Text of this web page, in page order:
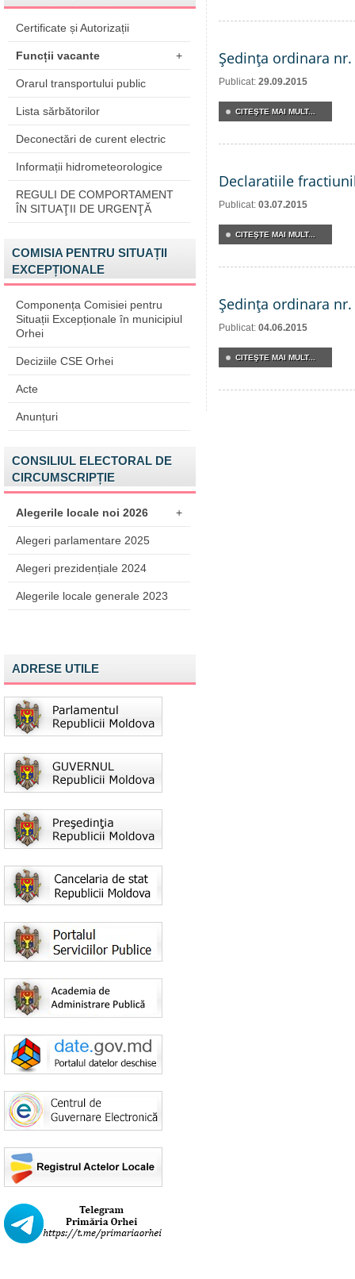
Certificate și Autorizații
Funcții vacante +
Orarul transportului public
Lista sărbătorilor
Deconectări de curent electric
Informații hidrometeorologice
REGULI DE COMPORTAMENT
ÎN SITUAŢII DE URGENŢĂ
COMISIA PENTRU SITUAȚII
EXCEPȚIONALE
Componența Comisiei pentru
Situații Excepționale în municipiul
Orhei
Deciziile CSE Orhei
Acte
Anunțuri
CONSILIUL ELECTORAL DE
CIRCUMSCRIPȚIE
Alegerile locale noi 2026 +
Alegeri parlamentare 2025
Alegeri prezidențiale 2024
Alegerile locale generale 2023
ADRESE UTILE
Şedinţa ordinara
Publicat: 29.09.2015
CITEŞTE MAI MULT...
Declaratiile
Publicat: 03.07.2015
CITEŞTE MAI MULT...
Şedinţa ordinara
Publicat: 04.06.2015
CITEŞTE MAI MULT...